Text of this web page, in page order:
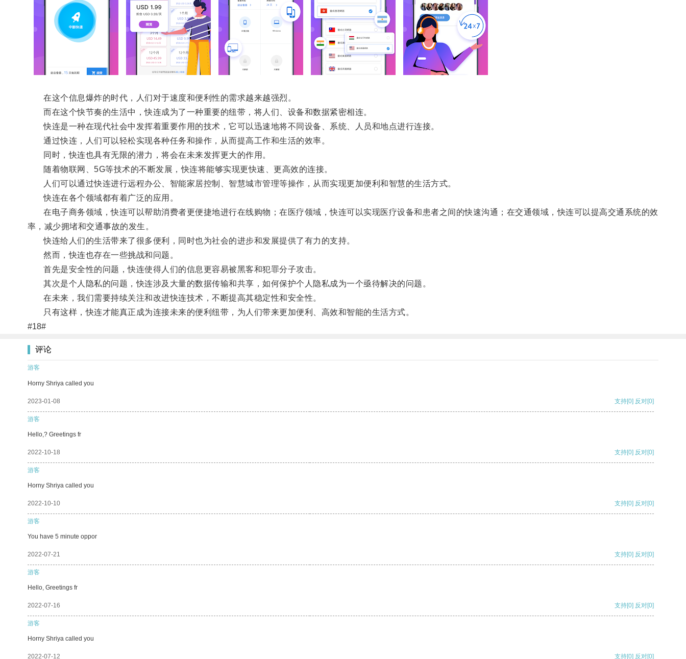
在这个信息爆炸的时代，人们对于速度和便利性的需求越来越强烈。
而在这个快节奏的生活中，快连成为了一种重要的纽带，将人们、设备和数据紧密相连。
快连是一种在现代社会中发挥着重要作用的技术，它可以迅速地将不同设备、系统、人员和地点进行连接。
通过快连，人们可以轻松实现各种任务和操作，从而提高工作和生活的效率。
同时，快连也具有无限的潜力，将会在未来发挥更大的作用。
随着物联网、5G等技术的不断发展，快连将能够实现更快速、更高效的连接。
人们可以通过快连进行远程办公、智能家居控制、智慧城市管理等操作，从而实现更加便利和智慧的生活方式。
快连在各个领域都有着广泛的应用。
在电子商务领域，快连可以帮助消费者更便捷地进行在线购物；在医疗领域，快连可以实现医疗设备和患者之间的快速沟通；在交通领域，快连可以提高交通系统的效
率，减少拥堵和交通事故的发生。
快连给人们的生活带来了很多便利，同时也为社会的进步和发展提供了有力的支持。
然而，快连也存在一些挑战和问题。
首先是安全性的问题，快连使得人们的信息更容易被黑客和犯罪分子攻击。
其次是个人隐私的问题，快连涉及大量的数据传输和共享，如何保护个人隐私成为一个亟待解决的问题。
在未来，我们需要持续关注和改进快连技术，不断提高其稳定性和安全性。
只有这样，快连才能真正成为连接未来的便利纽带，为人们带来更加便利、高效和智能的生活方式。
#18#
评论
游客
Horny Shriya called you
2023-01-08 支持[0] 反对[0]
游客
Hello,? Greetings fr
2022-10-18 支持[0] 反对[0]
游客
Horny Shriya called you
2022-10-10 支持[0] 反对[0]
游客
You have 5 minute oppor
2022-07-21 支持[0] 反对[0]
游客
Hello, Greetings fr
2022-07-16 支持[0] 反对[0]
游客
Horny Shriya called you
2022-07-12 支持[0] 反对[0]